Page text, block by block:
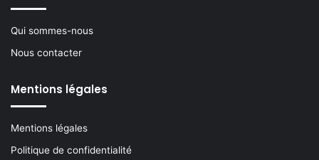
Qui sommes-nous
Nous contacter
Mentions légales
Mentions légales
Politique de confidentialité